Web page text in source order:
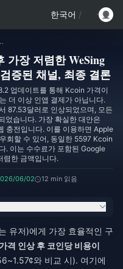
한국어 /
법: 실제 계산, 검증된 채널, 최종 결론
가장 저렴한 WeSing
증된 채널, 최종 결론
업데이트를 통해 Kcoin 가격이
더 이상 인앱 결제가 아닙니다.
87.53달러로 인상되었으며, 모든
었습니다. 가장 확실한 대안은
충전입니다. 이를 이용하면 Apple
회할 수 있어, 동일한 5597 Kcoin
. 이는 수수료가 포함된 Google
렴한 금액입니다.
06/02 12 min 읽음
유저)에게 가장 효율적인 구
격 인상 후 코인당 비용이
와 비교 시). 여기에